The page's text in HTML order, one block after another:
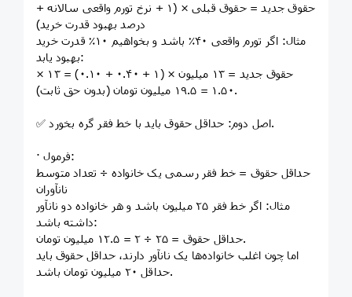
حقوق جدید = حقوق قبلی × (۱ + نرخ تورم واقعی سالانه +
درصد بهبود قدرت خرید)
مثال: اگر تورم واقعی ۴۰٪ باشد و بخواهیم ۱۰٪ قدرت خرید
بهبود یابد:
حقوق جدید = ۱۳ میلیون × (۱ + ۰.۴۰ + ۰.۱۰) = ۱۳ ×
۱.۵۰ = ۱۹.۵ میلیون تومان (بدون حق ثابت).
✅ اصل دوم: حداقل حقوق باید با خط فقر گره بخورد.
· فرمول:
حداقل حقوق = خط فقر رسمی یک خانواده ÷ تعداد متوسط
نانآوران
مثال: اگر خط فقر ۲۵ میلیون باشد و هر خانواده دو نانآور
داشته باشد:
حداقل حقوق = ۲۵ ÷ ۲ = ۱۲.۵ میلیون تومان.
اما چون اغلب خانواده‌ها یک نانآور دارند، حداقل حقوق باید
حداقل ۲۰ میلیون تومان باشد.